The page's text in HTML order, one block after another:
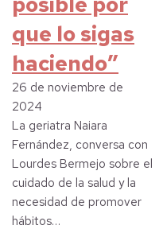
que lo sigas
haciendo”
26 de noviembre de
2024
La geriatra Naiara
Fernández, conversa con
Lourdes Bermejo sobre el
cuidado de la salud y la
necesidad de promover
hábitos…